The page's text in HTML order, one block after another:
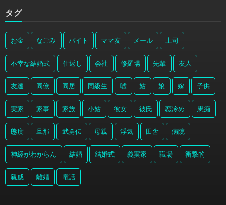
タグ
お金 なごみ バイト ママ友 メール 上司
不幸な結婚式 仕返し 会社 修羅場 先輩 友人
友達 同僚 同居 同級生 嘘 姑 娘 嫁 子供
実家 家事 家族 小姑 彼女 彼氏 恋冷め 愚痴
態度 旦那 武勇伝 母親 浮気 田舎 病院
神経がわからん 結婚 結婚式 義実家 職場 衝撃的
親戚 離婚 電話